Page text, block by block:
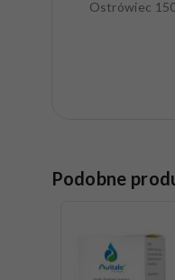
Ostrówiec
Podobne